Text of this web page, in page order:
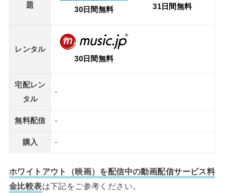
題
30日間無料 31日間無料
レンタル
30日間無料
宅配レン
タル
-
無料配信 -
購入 -
ホワイトアウト（映画）を配信中の動画配信サービス料
金比較表は下記をご参考ください。